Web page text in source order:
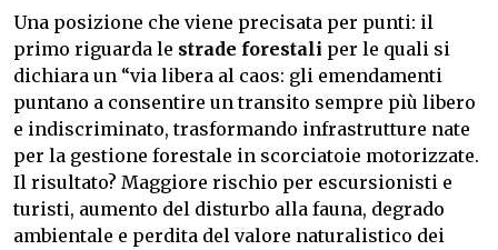
Una posizione che viene precisata per punti: il
primo riguarda le strade forestali per le quali si
dichiara un “via libera al caos: gli emendamenti
puntano a consentire un transito sempre più libero
e indiscriminato, trasformando infrastrutture nate
per la gestione forestale in scorciatoie motorizzate.
Il risultato? Maggiore rischio per escursionisti e
turisti, aumento del disturbo alla fauna, degrado
ambientale e perdita del valore naturalistico dei